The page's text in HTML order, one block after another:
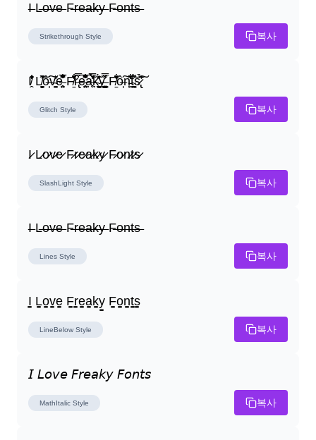
I̶ L̶o̶v̶e̶ F̶r̶e̶a̶k̶y̶ F̶o̶n̶t̶s̶
Strikethrough Style 복사
I̸̭̍̄̂̐̒̾̔ L̸̘̳̞̋̓̏̍͐͝ô̶̩͠v̴̳̔̈͛e̶̤̹̼̥͋͆̂̅͊̽͂ F̸̱̈̌͋̍̒̽r̶̢̅͒̿͒e̶̤̹̼̥͋͆̂̅͊̽͂a̶̛̜̥̜̣̔̓̉̿̌̃̀̅k̴͈͕̮͉̫̮̣̃̽̈́̔̎y̶̬͓͍͇̰͚͑̿̓͌ F̸̱̈̌͋̍̒̽ô̶̩͠n̵̫͖͛͗̓̏̌͋̏̔̋t̴̘̪̦͌́̍͝s̷̢̛̀̃̆́̽͘͠
Glitch Style 복사
I̷ L̷o̷v̷e̷ F̷r̷e̷a̷k̷y̷ F̷o̷n̷t̷s̷
SlashLight Style 복사
I̶ L̶o̶v̶e̶ F̶r̶e̶a̶k̶y̶ F̶o̶n̶t̶s̶
Lines Style 복사
I̳ L̳o̳v̳e̳ F̳r̳e̳a̳k̳y̳ F̳o̳n̳t̳s̳
LineBelow Style 복사
𝘐 𝘓𝘰𝘷𝘦 𝘍𝘳𝘦𝘢𝘬𝘺 𝘍𝘰𝘯𝘵𝘴
MathItalic Style 복사